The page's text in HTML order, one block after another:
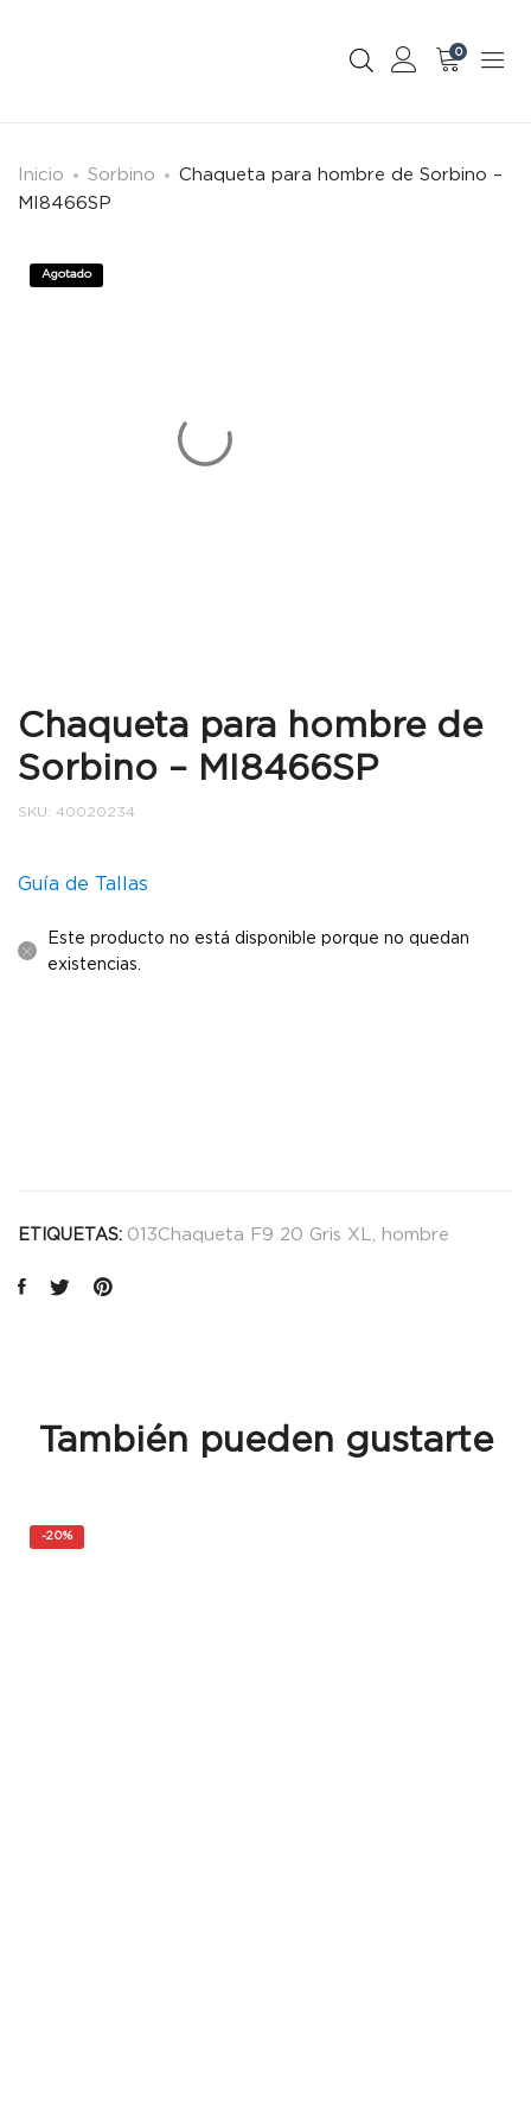
0
Inicio Sorbino
Chaqueta para hombre de Sorbino –
MI8466SP
Agotado
Chaqueta para hombre de
Sorbino – MI8466SP
SKU: 40020234
Guía de Tallas
Este producto no está disponible porque no quedan
existencias.
ETIQUETAS: 013Chaqueta F9 20 Gris XL hombre
También pueden gustarte
-20%